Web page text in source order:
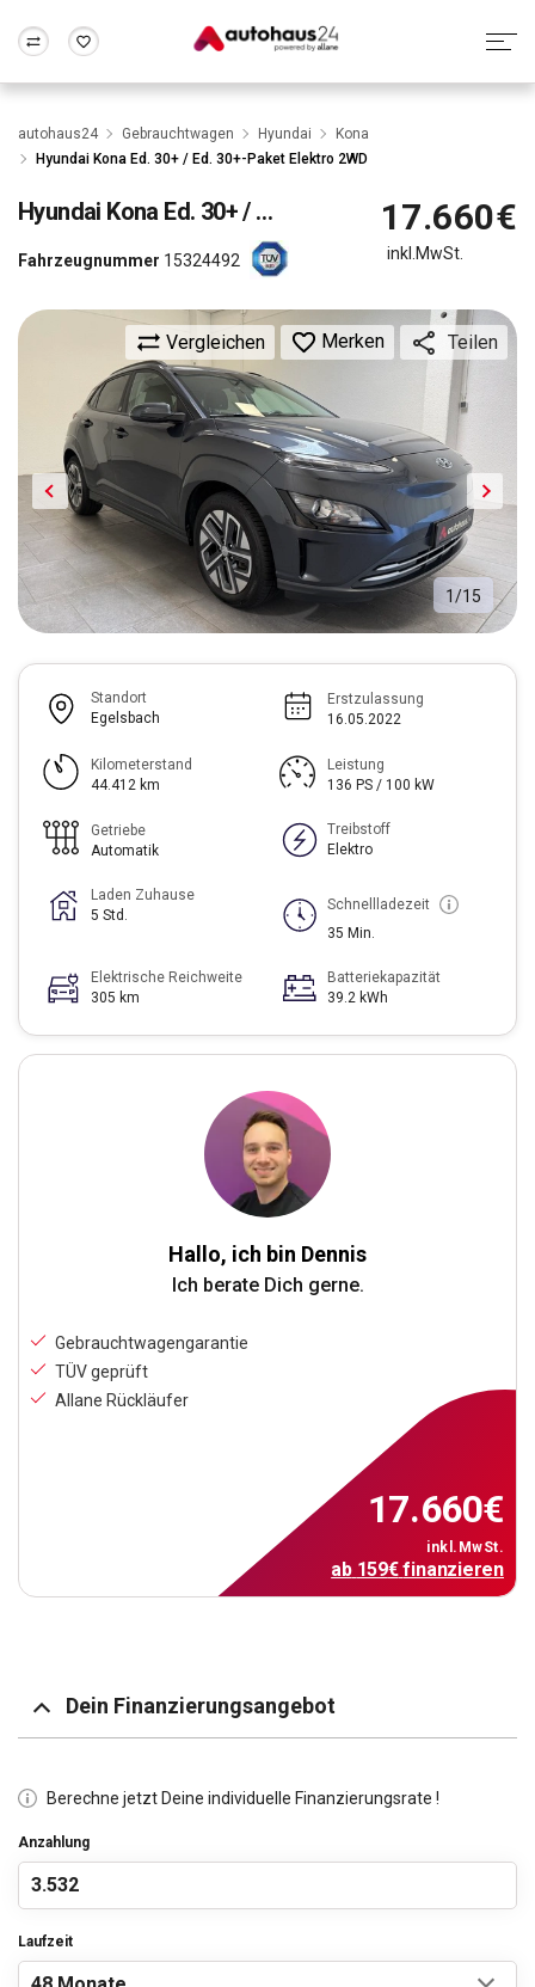
Zum Antrag
Wir bewerten dein Auto
Alle Fragen & Antworten
Rund um die Inzahlungnahme
Frankfurt Wuppertal
autohaus24 Gebrauchtwagen Hyundai
Kona
Hyundai Kona Ed. 30+ / Ed. 30+-Paket Elektro 2WD
Hyundai Kona Ed. 30+ / Ed. 30+-Paket Elektro 2WD
Fahrzeugnummer 15324492
Vergleichen Merken Teilen
17.660€
inkl.MwSt.
1 /15
Hallo, ich bin Dennis
Ich berate Dich gerne.
Gebrauchtwagengarantie
TÜV geprüft
Allane Rückläufer
17.660€
inkl.MwSt.
ab 159€finanzieren
Standort
Egelsbach
Erstzulassung
16.05.2022
Kilometerstand
44.412 km
Leistung
136 PS / 100 kW
Getriebe
Automatik
Treibstoff
Elektro
Laden Zuhause
5 Std.
Schnellladezeit
35 Min.
Elektrische Reichweite
305 km
Batteriekapazität
39.2 kWh
Dein Finanzierungsangebot
Berechne jetzt Deine individuelle Finanzierungsrate !
Anzahlung
Laufzeit